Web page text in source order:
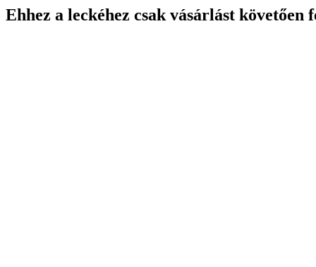
Ehhez a leckéhez csak vásárlást követően